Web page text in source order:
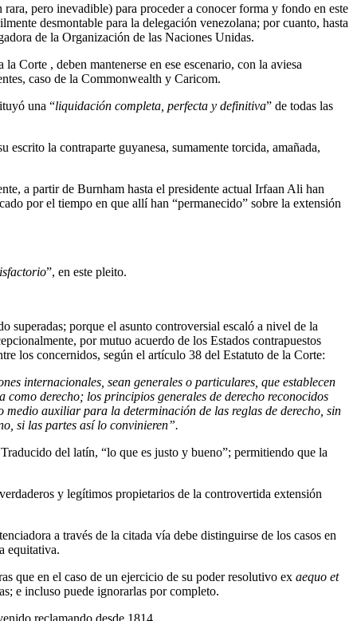
pero inevadible) para proceder a conocer forma y fondo en este
desmontable para la delegación venezolana; por cuanto, hasta
de la Organización de las Naciones Unidas.
Corte , deben mantenerse en ese escenario, con la aviesa
caso de la Commonwealth y Caricom.
una “liquidación completa, perfecta y definitiva” de todas las
escrito la contraparte guyanesa, sumamente torcida, amañada,
a partir de Burnham hasta el presidente actual Irfaan Ali han
por el tiempo en que allí han “permanecido” sobre la extensión
”, en este pleito.
porque el asunto controversial escaló a nivel de la
por mutuo acuerdo de los Estados contrapuestos
los concernidos, según el artículo 38 del Estatuto de la Corte:
internacionales, sean generales o particulares, que establecen
derecho; los principios generales de derecho reconocidos
auxiliar para la determinación de las reglas de derecho, sin
si las partes así lo convinieren”.
del latín, “lo que es justo y bueno”; permitiendo que la
y legítimos propietarios de la controvertida extensión
a través de la citada vía debe distinguirse de los casos en
equitativa.
que en el caso de un ejercicio de su poder resolutivo ex aequo et
e incluso puede ignorarlas por completo.
reclamando desde 1814.